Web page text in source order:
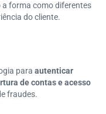
forma como diferentes
do cliente.
para autenticar
de contas e acesso
fraudes.​